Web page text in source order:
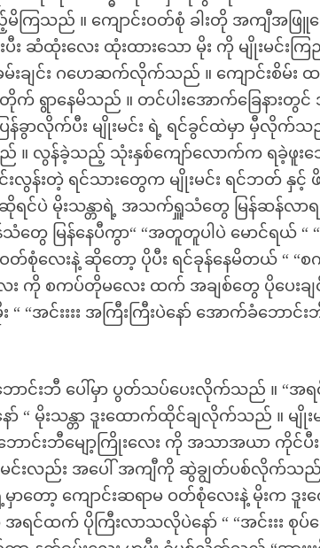
ကြသည် ။ ကျောင်းဝတ်စုံ ခါးတို အကျီအဖြူ
ပီး ဆံထုံးလေး ထုံးထားသော မိုး ကို မျိုးမင်း
းချင်း ဂဟေဆက်လိုက်သည် ။ ကျောင်းစိမ်း ထ
ာနေမိသည် ။ တင်ပါးအောက်ခြေနားတွင် အ
န်ခွာလိုက်ပီး မျိုးမင်း ရဲ့ ရင်ခွင်ထဲမှာ မှီလိုက်သည်
။ လွန်ခဲ့သည့် သုံးနှစ်ကျော်လောက်က ရခဲ့ဖူး
န်းတဲ့ ရင်သားတွေက မျိုးမင်း ရင်ဘတ် နှ
မိုးသန္တာရဲ့ အသက်ရှူသံတွေ မြန်ဆန်လာရသည်
န်သံတွေ မြန်နေပီကွာ“ “အတူတူပါပဲ မောင်ရယ်
စုံလေးနဲ့ ဆိုတော့ ပိုပီး ရင်ခုန်နေမိတယ် “ “
ေး ကို စကပ်တိုမလေး ထက် အချစ်တွေ ပိုပေးချင်
“ “အင်းးးး အကြီးကြီးပဲနော် အောက်ခံဘော
ာင်းဘီ ပေါ်မှာ ပွတ်သပ်ပေးလိုက်သည် ။ “အရင်
ော် “ မိုးသန္တာ ဒူးထောက်ထိုင်ချလိုက်သည် ။ မျို
ောင်းဘီမျော့ကြိုးလေး ကို အသာအယာ ကိုင်
းလည်း အပေါ် အကျီကို ဆွဲချွတ်ပစ်လိုက်သည် ။
ော့ ကျောင်းဆရာမ ဝတ်စုံလေးနဲ့ မိုးက ဒူးထ
ထက် ပိုကြီးလာသလိုပဲနော် “ “အင်းးး စုပ်ပေ